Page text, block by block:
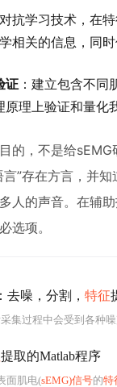
抗学习技术，在
相关的信息，同
证 ：建立包含不
理上验证和量化
的，不是给
言”存在方言，并
人的声音。在辅
选项。
去噪，分割， 特征
集过程中会受到各种
提取的Matlab程序
面肌电(sEMG)信号的特